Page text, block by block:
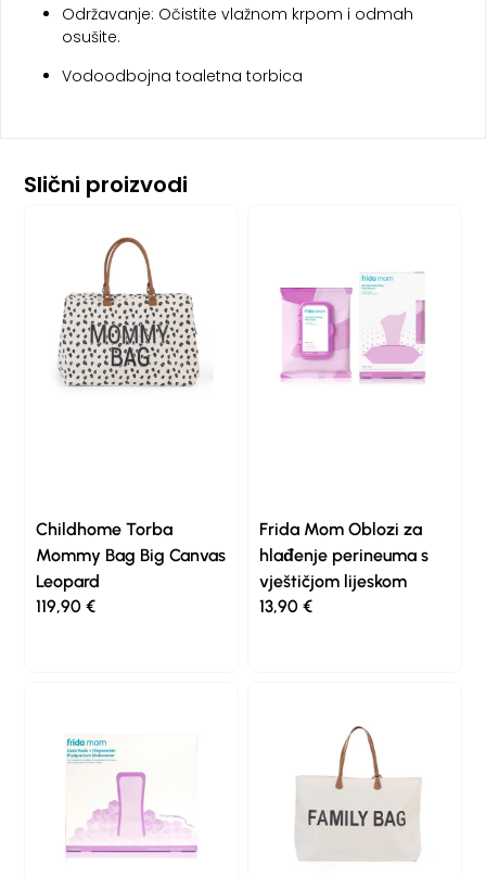
Održavanje: Očistite vlažnom krpom i odmah
osušite.
Vodoodbojna toaletna torbica
Slični proizvodi
Childhome Torba
Mommy Bag Big Canvas
Leopard
119,90€
Frida Mom Oblozi za
hlađenje perineuma s
vještičjom lijeskom
13,90 €